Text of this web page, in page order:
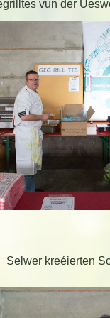
vun der
Selwer kreéierten